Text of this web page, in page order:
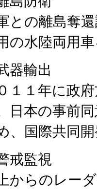
との離島奪
の水陸両用
器輸出
１１年に政
日本の事前
、国際共同
戒監視
からのレー